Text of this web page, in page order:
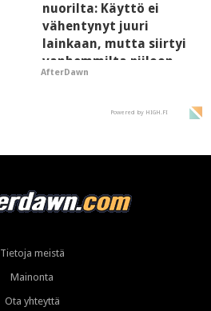
nuorilta: Käyttö ei
vähentynyt juuri
lainkaan, mutta siirtyi
vanhemmilta piiloon
AfterDawn
Powered by HIGH.FI
Tietoja meistä
Mainonta
Ota yhteyttä